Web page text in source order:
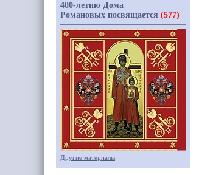
400-летию Дома
Романовых посвящается (577)
Другие материалы